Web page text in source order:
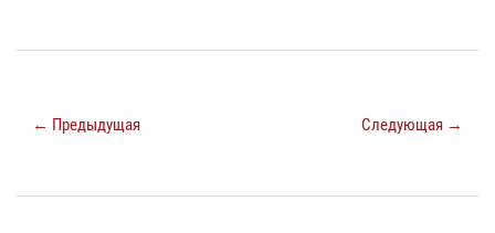
← Предыдущая Следующая →